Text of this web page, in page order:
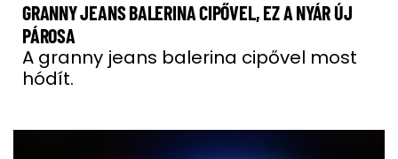
GRANNY JEANS BALERINA CIPŐVEL, EZ A NYÁR ÚJ
PÁROSA
A granny jeans balerina cipővel most
hódít.